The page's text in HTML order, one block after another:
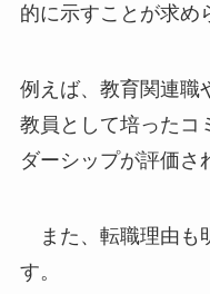
的に示すことが求め
例えば、教育関連職
教員として培ったコ
ダーシップが評価さ
また、転職理由も
す。